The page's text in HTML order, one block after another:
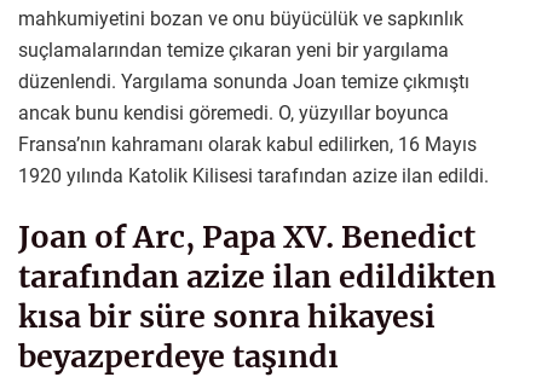
mahkumiyetini bozan ve onu büyücülük ve sapkınlık
suçlamalarından temize çıkaran yeni bir yargılama
düzenlendi. Yargılama sonunda Joan temize çıkmıştı
ancak bunu kendisi göremedi. O, yüzyıllar boyunca
Fransa’nın kahramanı olarak kabul edilirken, 16 Mayıs
1920 yılında Katolik Kilisesi tarafından azize ilan edildi.
Joan of Arc, Papa XV. Benedict
tarafından azize ilan edildikten
kısa bir süre sonra hikayesi
beyazperdeye taşındı